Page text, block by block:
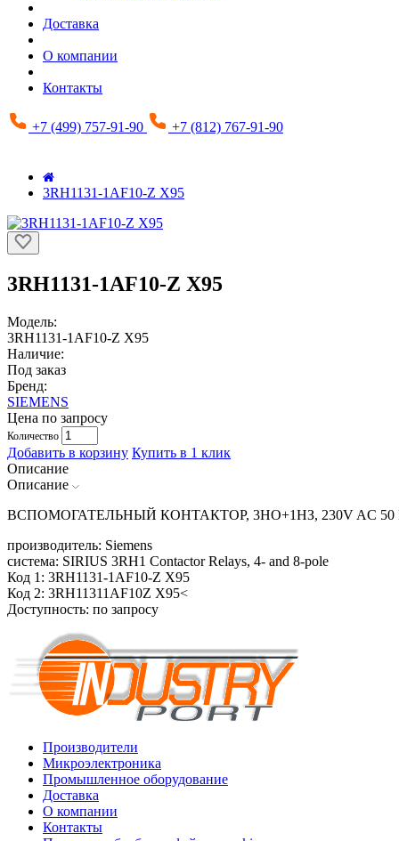
Доставка
О компании
Контакты
+7 (499) 757-91-90 +7 (812) 767-91-90
3RH1131-1AF10-Z X95
3RH1131-1AF10-Z X95
Модель:
3RH1131-1AF10-Z X95
Наличие:
Под заказ
Бренд:
SIEMENS
Цена по запросу
Количество
Добавить в корзину Купить в 1 клик
Описание
Описание
ВСПОМОГАТЕЛЬНЫЙ КОНТАКТОР, 3НО+1НЗ, 230V AC 50
производитель: Siemens
система: SIRIUS 3RH1 Contactor Relays, 4- and 8-pole
Код 1: 3RH1131-1AF10-Z X95
Код 2: 3RH11311AF10Z X95<
Доступность: по запросу
Производители
Микроэлектроника
Промышленное оборудование
Доставка
О компании
Контакты